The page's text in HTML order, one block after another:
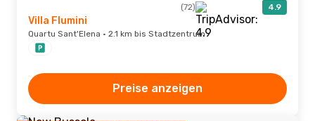
(72) 4.9
Villa Flumini
Quartu Sant'Elena · 2.1 km bis Stadtzentrum
Preise anzeigen